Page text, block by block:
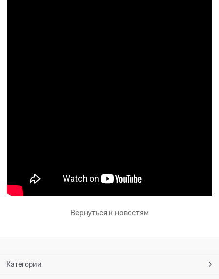
Вернуться к новостям
Категории